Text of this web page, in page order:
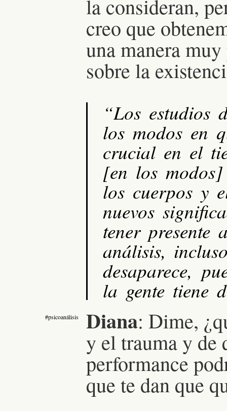
la consideran,
creo que
una manera
sobre la
“Los estudios
los modos en
crucial en el
[en los
los cuerpos y
nuevos
tener
análisis,
desaparece,
la gente tiene
Diana:
#psicoanálisis Dime,
y el trauma y de
performance
que te dan que